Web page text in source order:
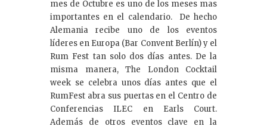
mes de Octubre es uno de los meses mas
importantes en el calendario. De hecho
Alemania recibe uno de los eventos
líderes en Europa (Bar Convent Berlín) y el
Rum Fest tan solo dos días antes. De la
misma manera, The London Cocktail
week se celebra unos días antes que el
RumFest abra sus puertas en el Centro de
Conferencias ILEC en Earls Court.
Además de otros eventos clave en la